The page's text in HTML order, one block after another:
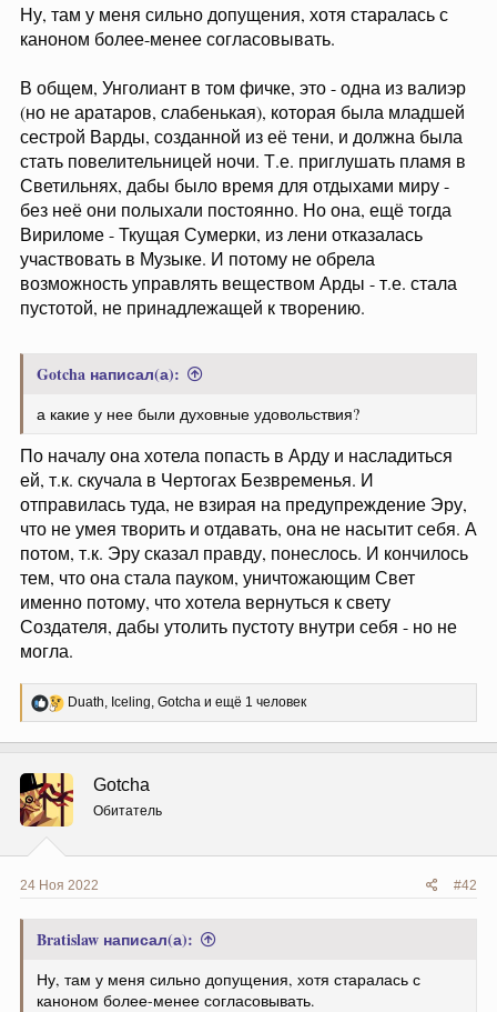
Ну, там у меня сильно допущения, хотя старалась с
каноном более-менее согласовывать.
В общем, Унголиант в том фичке, это - одна из валиэр
(но не аратаров, слабенькая), которая была младшей
сестрой Варды, созданной из её тени, и должна была
стать повелительницей ночи. Т.е. приглушать пламя в
Светильнях, дабы было время для отдыхами миру -
без неё они полыхали постоянно. Но она, ещё тогда
Вириломе - Ткущая Сумерки, из лени отказалась
участвовать в Музыке. И потому не обрела
возможность управлять веществом Арды - т.е. стала
пустотой, не принадлежащей к творению.
Gotcha написал(а):
а какие у нее были духовные удовольствия?
По началу она хотела попасть в Арду и насладиться
ей, т.к. скучала в Чертогах Безвременья. И
отправилась туда, не взирая на предупреждение Эру,
что не умея творить и отдавать, она не насытит себя. А
потом, т.к. Эру сказал правду, понеслось. И кончилось
тем, что она стала пауком, уничтожающим Свет
именно потому, что хотела вернуться к свету
Создателя, дабы утолить пустоту внутри себя - но не
могла.
Р
е
ц
и
и
:
Duath, Iceling, Gotcha и ещё 1 человек
Gotcha
Обитатель
24 Ноя 2022 #42
Bratislaw написал(а):
Ну, там у меня сильно допущения, хотя старалась с
каноном более-менее согласовывать.